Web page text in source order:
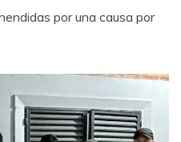
por una causa por